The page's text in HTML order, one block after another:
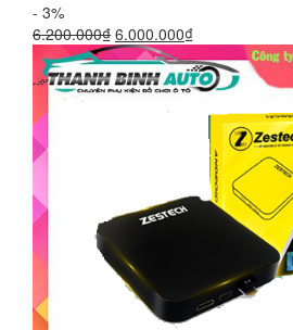
- 3%
6.200.000₫ Giá
gốc
là:
6.200.000₫.
6.000.000₫Giá
hiện
tại
là:
6.000.000₫.